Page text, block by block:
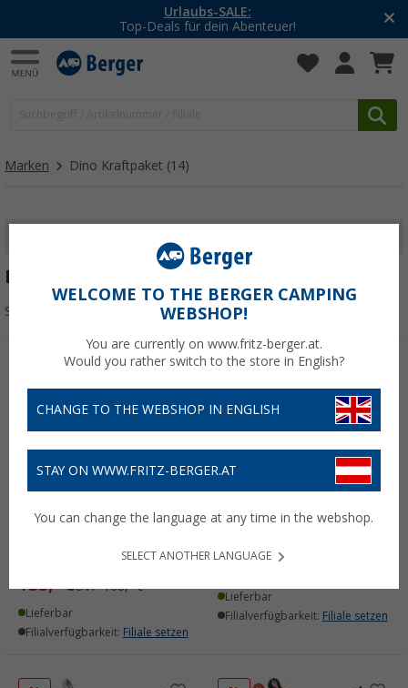
Urlaubs-SALE:
Top-Deals für dein Abenteuer!
Marken Dino Kraftpaket (14)
DINO KRAFTPAKET
Sortieren:
Powerbank und
(17)
135,- €UVP168,- €
Lieferbar
Filialverfügbarkeit: Filiale setzen
Powerbank 12 V 1500 A
Lieferbar
Filialverfügbarkeit: Filiale setzen
WELCOME TO THE BERGER CAMPING
WEBSHOP!
You are currently on www.fritz-berger.at.
Would you rather switch to the store in English?
CHANGE TO THE WEBSHOP IN ENGLISH
STAY ON WWW.FRITZ-BERGER.AT
You can change the language at any time in the webshop.
SELECT ANOTHER LANGUAGE